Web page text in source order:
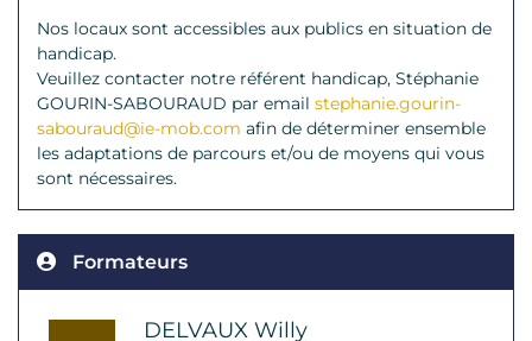
Nos locaux sont accessibles aux publics en situation de
handicap.
Veuillez contacter notre référent handicap, Stéphanie
GOURIN-SABOURAUD par email stephanie.gourin-
sabouraud@ie-mob.com afin de déterminer ensemble
les adaptations de parcours et/ou de moyens qui vous
sont nécessaires.
Formateurs
DELVAUX Willy